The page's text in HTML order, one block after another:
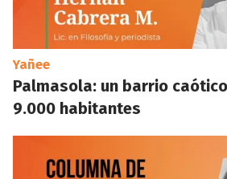
Yañee
Palmasola: un barrio
9.000 habitantes